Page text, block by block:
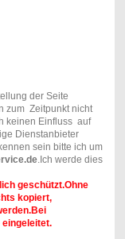
der Seite
zum Zeitpunkt nicht
keinen Einfluss auf
Dienstanbieter
sein bitte ich um
.Ich werde dies
geschützt.Ohne
kopiert,